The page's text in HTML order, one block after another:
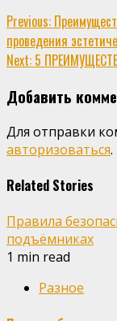
Continue
Reading
Previous:
проведения
Next: 5
Добавить
Для отправки
авторизоваться.
Related Stories
Правила
подъёмниках
1 min read
Разное